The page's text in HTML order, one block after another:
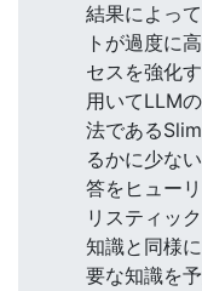
結果によっ
トが過度に
セスを強化
用いてLLM
法である
るかに少な
答をヒュー
リスティッ
知識と同様
要な知識を